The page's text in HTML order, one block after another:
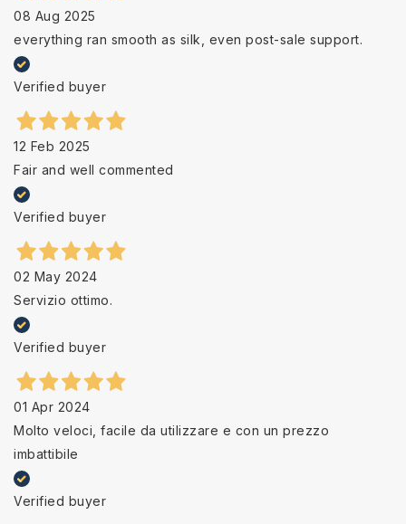
08 Aug 2025
everything ran smooth as silk, even post-sale support.
Verified buyer
12 Feb 2025
Fair and well commented
Verified buyer
02 May 2024
Servizio ottimo.
Verified buyer
01 Apr 2024
Molto veloci, facile da utilizzare e con un prezzo
imbattibile
Verified buyer